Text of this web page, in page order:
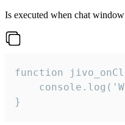
Is executed when chat
function
}